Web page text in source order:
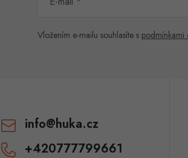
Vložením e-mailu souhlasíte s podmínkami
info@huka.cz
+420777799661